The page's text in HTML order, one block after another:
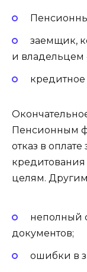
заемщик,
и владельцем
Пенсионным
отказ в оплате
кредитования
целям.
неполный
документов;
ошибки в